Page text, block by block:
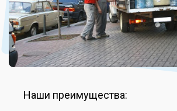
Наши преимущества: